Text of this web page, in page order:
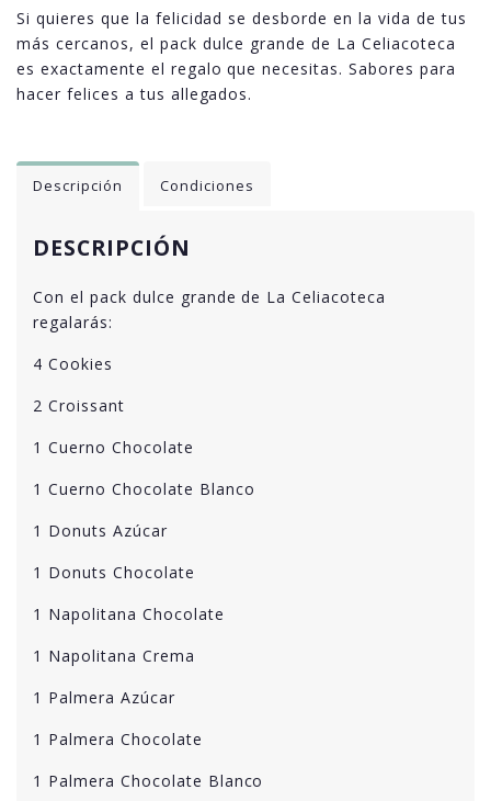
Si quieres que la felicidad se desborde en la vida de tus
más cercanos, el pack dulce grande de La Celiacoteca
es exactamente el regalo que necesitas. Sabores para
hacer felices a tus allegados.
Descripción Condiciones
DESCRIPCIÓN
Con el pack dulce grande de La Celiacoteca
regalarás:
4 Cookies
2 Croissant
1 Cuerno Chocolate
1 Cuerno Chocolate Blanco
1 Donuts Azúcar
1 Donuts Chocolate
1 Napolitana Chocolate
1 Napolitana Crema
1 Palmera Azúcar
1 Palmera Chocolate
1 Palmera Chocolate Blanco